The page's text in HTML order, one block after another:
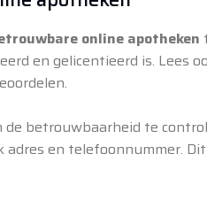
online apotheken
en gelicentieerd is. Lees
de betrouwbaarheid te
adres en telefoonnummer.